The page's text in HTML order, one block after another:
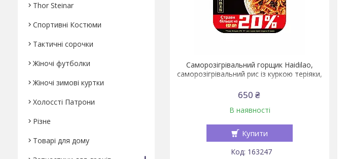
Саморозігрівальний горщик Haidilao,
саморозігрівальний рис із куркою теріяки,
650 ₴
В наявності
Купити
163247
Thor Steinar
Спортивні Костюми
Тактичні сорочки
Жіночі футболки
Жіночі зимові куртки
Холоссті Патрони
Різне
Товарі для дому